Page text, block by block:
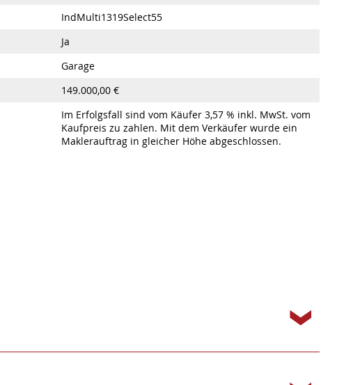
Garage
149.000,00 €
Im Erfolgsfall sind vom Käufer 3,57 % inkl. MwSt. vom
Maklerauftrag in gleicher Höhe abgeschlossen.